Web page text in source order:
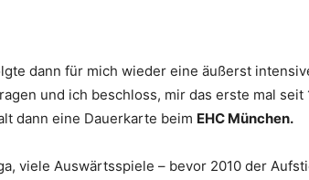
dann für mich wieder eine äußerst
und ich beschloss, mir das erste mal
dann eine Dauerkarte beim EHC München.
viele Auswärtsspiele – bevor 2010 der